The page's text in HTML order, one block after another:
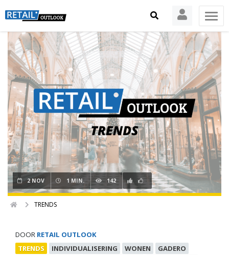
2 NOV 1 MIN. 142
TRENDS
DOOR RETAIL OUTLOOK
TRENDS
INDIVIDUALISERING WONEN
GADERO